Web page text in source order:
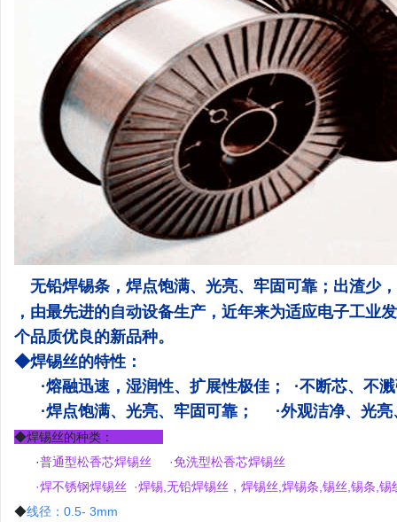
无铅焊锡条，焊点饱满、光亮、牢固可靠；出渣少
，由最先进的自动设备生产，近年来为适应电子工业
个品质优良的新品种。
◆焊锡丝的特性：
·熔融迅速，湿润性、扩展性极佳； ·不断芯、不
·焊点饱满、光亮、牢固可靠； ·外观洁净、光亮
◆焊锡丝的种类：
·普通型松香芯焊锡丝 ·免洗型松香芯焊锡丝
·焊不锈钢焊锡丝 ·焊锡,无铅焊锡丝，焊锡丝, 焊锡条 ,锡丝,锡条,
◆线径：0.5- 3mm